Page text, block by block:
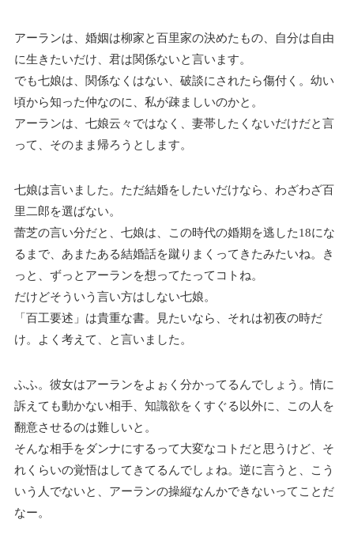
アーランは、婚姻は柳家と百里家の決めたもの、自分は自由
に生きたいだけ、君は関係ないと言います。
でも七娘は、関係なくはない、破談にされたら傷付く。幼い
頃から知った仲なのに、私が疎ましいのかと。
アーランは、七娘云々ではなく、妻帯したくないだけだと言
って、そのまま帰ろうとします。
七娘は言いました。ただ結婚をしたいだけなら、わざわざ百
里二郎を選ばない。
蕾芝の言い分だと、七娘は、この時代の婚期を逃した18にな
るまで、あまたある結婚話を蹴りまくってきたみたいね。き
っと、ずっとアーランを想ってたってコトね。
だけどそういう言い方はしない七娘。
「百工要述」は貴重な書。見たいなら、それは初夜の時だ
け。よく考えて、と言いました。
ふふ。彼女はアーランをよぉく分かってるんでしょう。情に
訴えても動かない相手、知識欲をくすぐる以外に、この人を
翻意させるのは難しいと。
そんな相手をダンナにするって大変なコトだと思うけど、そ
れくらいの覚悟はしてきてるんでしょね。逆に言うと、こう
いう人でないと、アーランの操縦なんかできないってことだ
なー。